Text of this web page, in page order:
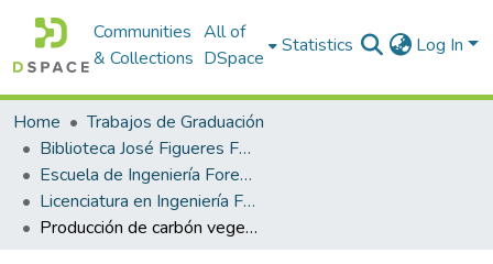
Communities
& Collections
All of
DSpace
Statistics Log In
Home
Trabajos de Graduación
Biblioteca José Figueres Ferrer
Escuela de Ingeniería Forestal
Licenciatura en Ingeniería Forestal
Producción de carbón vegetal a partir de residuos de Tectona grandis L.f, manufacturado por Ecobosques, San Joaquín de Cutris, San Carlos, Alajuela, Costa Rica